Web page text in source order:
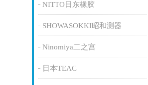
NITTO日东橡胶
SHOWASOKKI昭和测器
Ninomiya二之宫
日本TEAC